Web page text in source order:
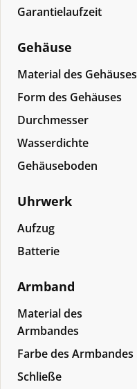
Garantielaufzeit
Gehäuse
Material des Gehäuses
Form des Gehäuses
Durchmesser
Wasserdichte
Gehäuseboden
Uhrwerk
Aufzug
Batterie
Armband
Material des
Armbandes
Farbe des Armbandes
Schließe